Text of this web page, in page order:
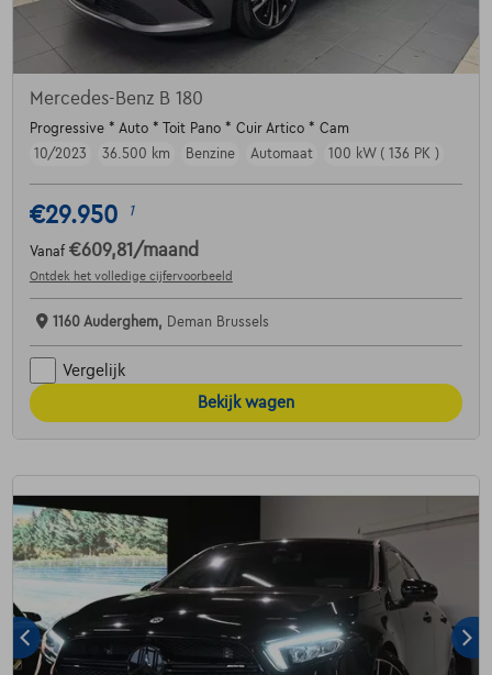
Mercedes-Benz B 180
Progressive * Auto * Toit Pano * Cuir Artico * Cam
10/2023
36.500 km Benzine Automaat 100 kW ( 136 PK )
€29.950 1
Vanaf €609,81 /maand
Ontdek het volledige cijfervoorbeeld
1160 Auderghem, Deman Brussels
Vergelijk
Bekijk wagen